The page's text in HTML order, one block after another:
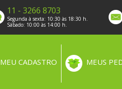
11 - 3266 8703
Segunda à sexta: 10:30 às 18:30 h.
Sábado: 10:00 às 14:00 h.
MEUS
MEU CADASTRO